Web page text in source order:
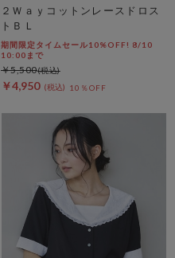
２Ｗａｙコットンレースドロス
トＢＬ
期間限定タイムセール10%OFF! 8/10
10:00まで
￥4,950 10％OFF
￥5,500